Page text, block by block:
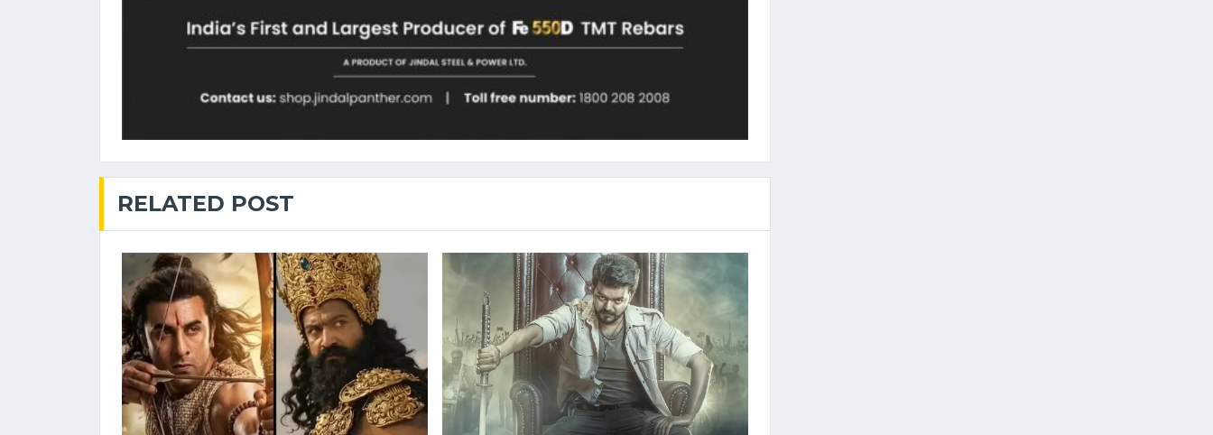
RELATED POST